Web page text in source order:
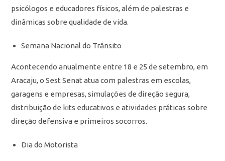
psicólogos e educadores físicos, além de palestras e
dinâmicas sobre qualidade de vida.
Semana Nacional do Trânsito
Acontecendo anualmente entre 18 e 25 de setembro, em
Aracaju, o Sest Senat atua com palestras em escolas,
garagens e empresas, simulações de direção segura,
distribuição de kits educativos e atividades práticas sobre
direção defensiva e primeiros socorros.
Dia do Motorista